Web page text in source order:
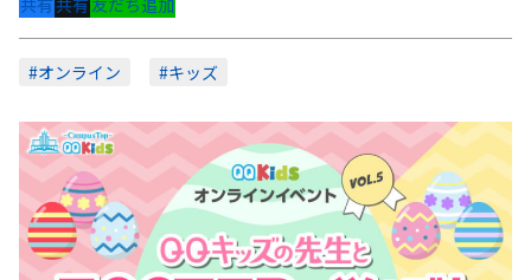
共有共有友だち追加
#オンライン #キッズ